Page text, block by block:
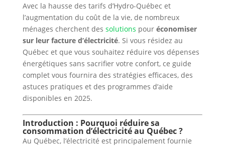
Avec la hausse des tarifs d’Hydro-Québec et
l’augmentation du coût de la vie, de nombreux
ménages cherchent des solutions pour économiser
sur leur facture d’électricité. Si vous résidez au
Québec et que vous souhaitez réduire vos dépenses
énergétiques sans sacrifier votre confort, ce guide
complet vous fournira des stratégies efficaces, des
astuces pratiques et des programmes d’aide
disponibles en 2025.
Introduction : Pourquoi réduire sa
consommation d’électricité au Québec ?
Au Québec, l’électricité est principalement fournie